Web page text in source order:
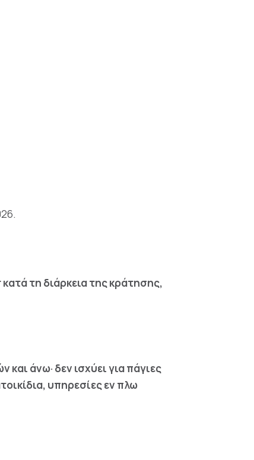
τη διάρκεια της κράτησης,
άνω· δεν ισχύει για πάγιες
υπηρεσίες εν πλω